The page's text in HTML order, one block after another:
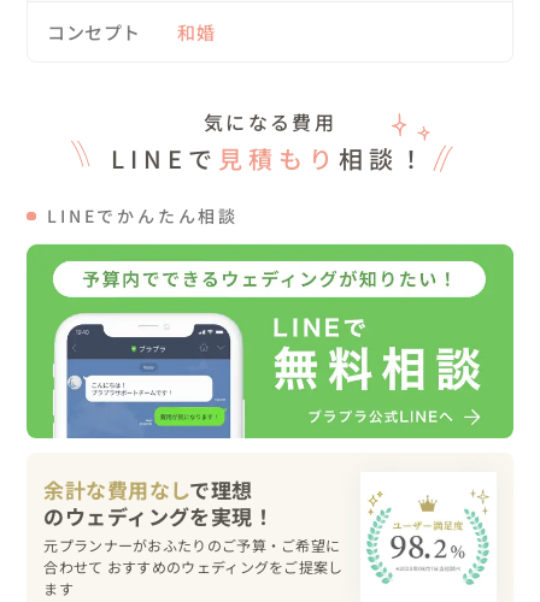
影することができました。
▽大切にしたこと
真。
をとることを大切にしています。
そのため、想いをヒアリングし、お二人に寄り添った撮影
を心がけました。
▽当日のお二人の様子
きた新婦さま。
その想いに寄り添うよう新郎さま。
とにかく仲良しのお二人です。
お二人の穏やかさ、和やかさといった空気感が、なんとも
コンセプト 和婚
気になる費用
LINEで 見積もり 相談！
LINEでかんたん相談
余計な費用なしで理想
元プランナーがおふたりのご予算・ご希望に
合わせて おすすめのウェディングをご提案し
ます